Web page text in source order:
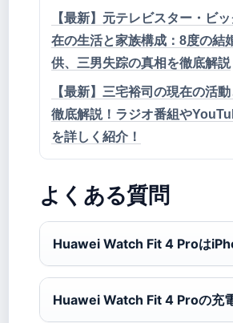
【最新】元テレビスター・ビ
在の生活と家族構成：8度の結
供、三男失踪の真相を徹底解説
【最新】三宅裕司の現在の活
徹底解説！ラジオ番組や
を詳しく紹介！
よくある質問
Huawei Watch Fit 4 Proは
Huawei Watch Fit 4 Proの充